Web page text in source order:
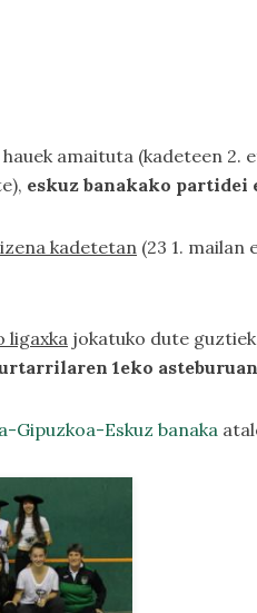
hauek amaituta (kadeteen
eskuz banakako
kadetetan (23 1. mailan
ligaxka jokatuko dute
1eko
Gipuzkoa-Eskuz banaka